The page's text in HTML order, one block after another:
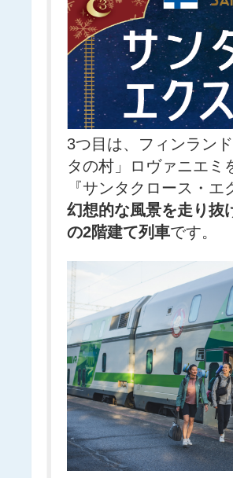
3つ目は、フィンラン
タの村」ロヴァニエミ
『サンタクロース・エ
幻想的な風景を走り抜
の2階建て列車です。